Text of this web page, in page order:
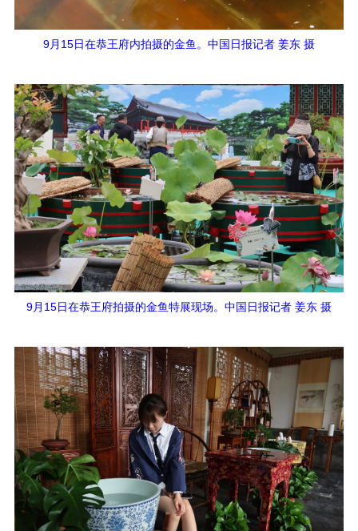
9月15日在恭王府内拍摄的金鱼。中国日报记者 姜东 摄
9月15日在恭王府拍摄的金鱼特展现场。中国日报记者 姜东 摄